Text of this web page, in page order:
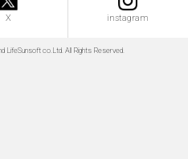
X instagram
LifeSunsoft co.Ltd. All Rights Reserved.